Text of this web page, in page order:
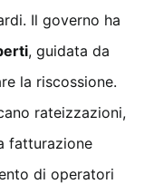
Il governo ha
, guidata da
la riscossione.
rateizzazioni,
fatturazione
di operatori